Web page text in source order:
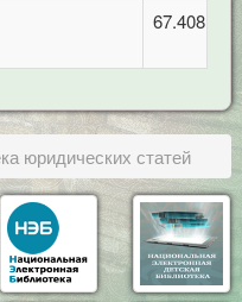
67.408
юридических статей